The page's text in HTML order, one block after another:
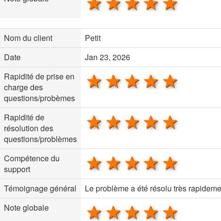
Nom du client
Petit
Date
Jan 23, 2026
Rapidité de prise en
charge des
questions/probèmes
4 stars
3 stars
2 stars
1 star
Rapidité de
résolution des
questions/problèmes
4 stars
3 stars
2 stars
1 star
Compétence du
support
4 stars
3 stars
2 stars
1 star
Témoignage général
Le problème a été résolu très
Note globale
4 stars
3 stars
2 stars
1 star